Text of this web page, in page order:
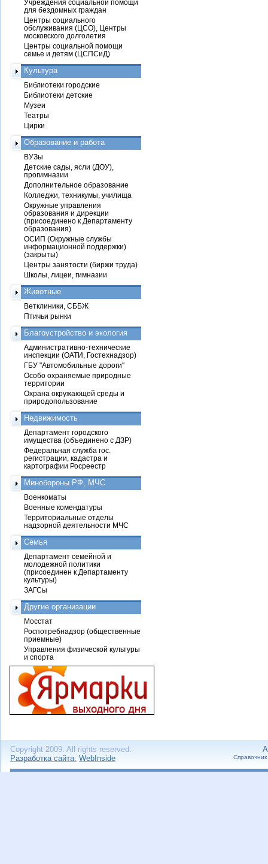
Учреждения социальной помощи
для бездомных граждан
Центры социального
обслуживания (ЦСО), Центры
московского долголетия
Центры социальной помощи
семье и детям (ЦСПСиД)
Культура
Библиотеки городские
Библиотеки детские
Музеи
Театры
Цирки
Образование и работа
ВУЗы
Детские сады, ясли (ДОУ),
прогимназии
Дополнительное образование
Колледжи, техникумы, училища
Окружные управления
образования и дирекции
(присоединено к Департаменту
образования)
ОСИП (Окружные службы
информационной поддержки)
(закрыты)
Центры занятости (биржи труда)
Школы, лицеи, гимназии
Животные
Ветклиники, СББЖ
Птичьи рынки
Благоустройство и экология
Административно-технические
инспекции (ОАТИ, Гостехнадзор)
ГБУ "Автомобильные дороги"
Особо охраняемые природные
территории
Охрана окружающей среды и
природопользование
Недвижимость
Департамент городского
имущества (объединено с ДЗР)
Федеральная служба гос.
регистрации, кадастра и
картографии Росреестр
Минобороны РФ, МЧС
Военкоматы
Военные комендатуры
Территориальные отделы
надзорной деятельности МЧС
Семья
Департамент семейной и
молодежной политики
(присоединен к Департаменту
культуры)
ЗАГСы
Другие организации
Мосстат
Роспотребнадзор (общественные
приемные)
Управления физической культуры
и спорта
Copyright 2009. All rights reserved.
Разработка сайта: WebInside